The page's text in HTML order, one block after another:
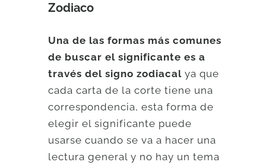
Zodiaco
Una de las formas más comunes
de buscar el significante es a
través del signo zodiacal ya que
cada carta de la corte tiene una
correspondencia, esta forma de
elegir el significante puede
usarse cuando se va a hacer una
lectura general y no hay un tema